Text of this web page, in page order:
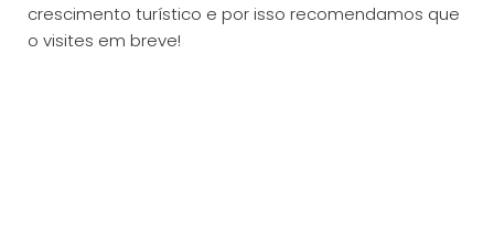
crescimento turístico e por isso recomendamos que
o visites em breve!